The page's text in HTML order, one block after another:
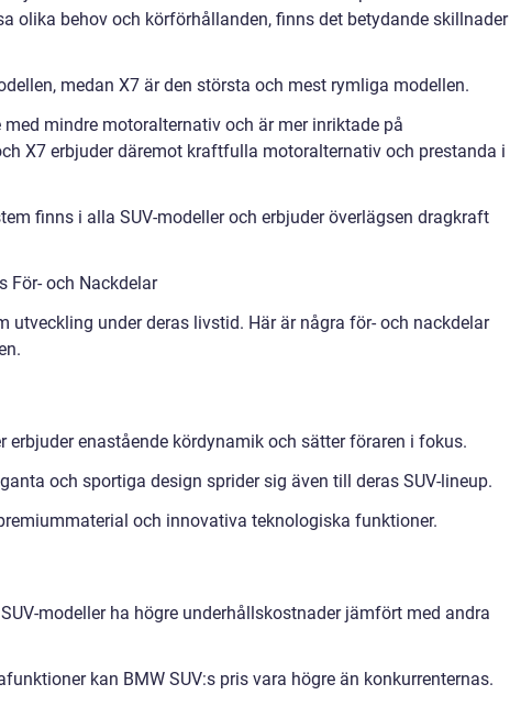
olika behov och körförhållanden, finns det betydande skillnader
medan X7 är den största och mest rymliga modellen.
mindre motoralternativ och är mer inriktade på
X7 erbjuder däremot kraftfulla motoralternativ och prestanda i
finns i alla SUV-modeller och erbjuder överlägsen dragkraft
För- och Nackdelar
utveckling under deras livstid. Här är några för- och nackdelar
erbjuder enastående kördynamik och sätter föraren i fokus.
och sportiga design sprider sig även till deras SUV-lineup.
och innovativa teknologiska funktioner.
modeller ha högre underhållskostnader jämfört med andra
kan BMW SUV:s pris vara högre än konkurrenternas.